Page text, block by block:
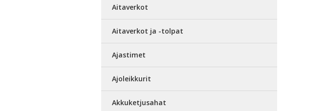
Aitaverkot
Aitaverkot ja -tolpat
Ajastimet
Ajoleikkurit
Akkuketjusahat